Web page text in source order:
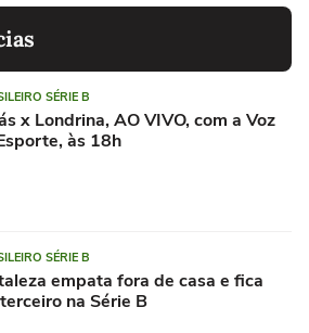
SÉRIE B
x Londrina, AO VIVO, com a Voz
às 18h
SÉRIE B
empata fora de casa e fica
na Série B